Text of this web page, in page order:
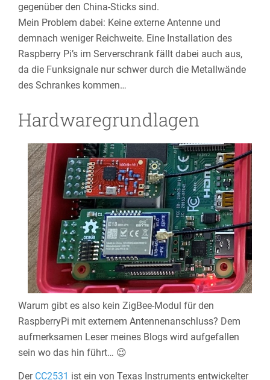
gegenüber den China-Sticks sind.
Mein Problem dabei: Keine externe Antenne und
demnach weniger Reichweite. Eine Installation des
Raspberry Pi’s im Serverschrank fällt dabei auch aus,
da die Funksignale nur schwer durch die Metallwände
des Schrankes kommen…
Hardwaregrundlagen
Warum gibt es also kein ZigBee-Modul für den
RaspberryPi mit externem Antennenanschluss? Dem
aufmerksamen Leser meines Blogs wird aufgefallen
sein wo das hin führt… 😉
Der CC2531 ist ein von Texas Instruments entwickelter